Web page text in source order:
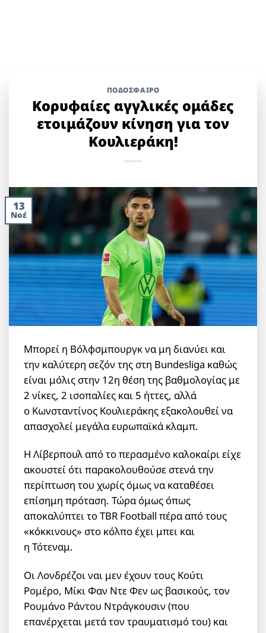
ΠΟΔΟΣΦΑΙΡΟ
Κορυφαίες αγγλικές ομάδες
ετοιμάζουν κίνηση για τον
Κουλιεράκη!
13
Νοέ
Μπορεί η Βόλφσμπουργκ να μη διανύει και
την καλύτερη σεζόν της στη Bundesliga καθώς
είναι μόλις στην 12η θέση της βαθμολογίας με
2 νίκες, 2 ισοπαλίες και 5 ήττες, αλλά
ο Κωνσταντίνος Κουλιεράκης εξακολουθεί να
απασχολεί μεγάλα ευρωπαϊκά κλαμπ.
Η Λίβερπουλ από το περασμένο καλοκαίρι είχε
ακουστεί ότι παρακολουθούσε στενά την
περίπτωση του χωρίς όμως να καταθέσει
επίσημη πρόταση. Τώρα όμως όπως
αποκαλύπτει το TBR Football πέρα από τους
«κόκκινους» στο κόλπο έχει μπει και
η Τότεναμ.
Οι Λονδρέζοι ναι μεν έχουν τους Κούτι
Ρομέρο, Μίκι Φαν Ντε Φεν ως βασικούς, τον
Ρουμάνο Ράντου Ντράγκουσιν (που
επανέρχεται μετά τον τραυματισμό του) και